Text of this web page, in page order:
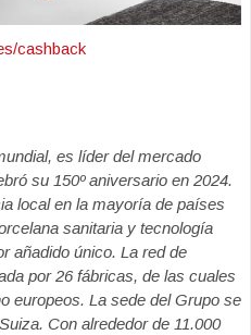
cashback
es líder del mercado
su 150º aniversario en 2024.
local en la mayoría de países
sanitaria y tecnología
añadido único. La red de
por 26 fábricas, de las cuales
europeos. La sede del Grupo se
Con alrededor de 11.000